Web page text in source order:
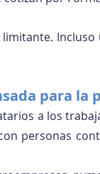
para la
a los
personas